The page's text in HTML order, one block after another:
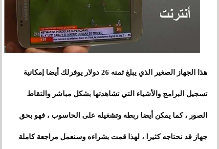
هذا الجهاز الصغير الذي يبلغ ثمنه 26 دولار يوفرلك أيضا إمكانية
تسجيل البرامجو الأشياء التي تشاهدتها بشكل مباشر والتقاط
الصور ، كما يمكن أيضا ربطه وتشغيله على الحاسوب ، فهو بحق
جهاز قد نحتاجه كثيرا، لهذا قمت بشراءه وسنعمل مراجعة كاملة